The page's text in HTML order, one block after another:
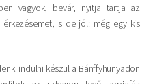
vagyok, bevár, nyitja tartja az
s de jó!: még egy kis
indulni készül a Bánffyhunyadon